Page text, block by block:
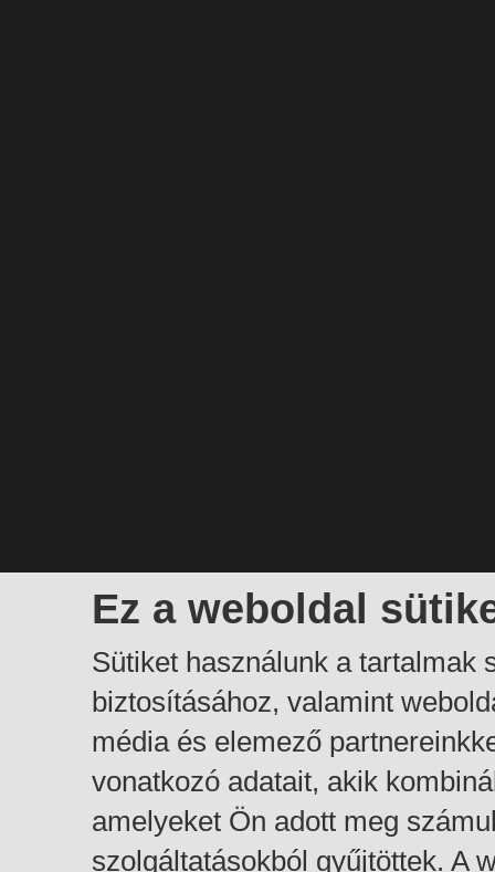
Ez a weboldal
Sütiket használunk a tartalmak
biztosításához, valamint
média és elemező
vonatkozó adatait, akik
amelyeket Ön adott meg
szolgáltatásokból gyűjtöttek. A